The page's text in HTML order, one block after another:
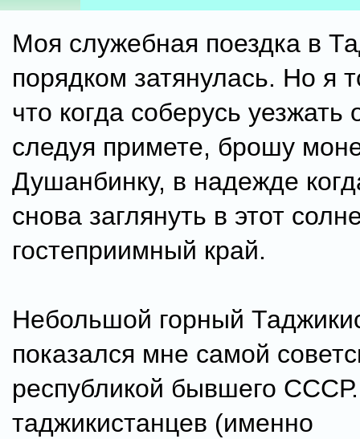
Моя служебная поездка в
порядком затянулась. Но я
что когда соберусь уезжать
следуя примете, брошу
Душанбинку, в надежде
снова заглянуть в этот
гостеприимный край.
Небольшой горный
показался мне самой
республикой бывшего
таджикистанцев (именно